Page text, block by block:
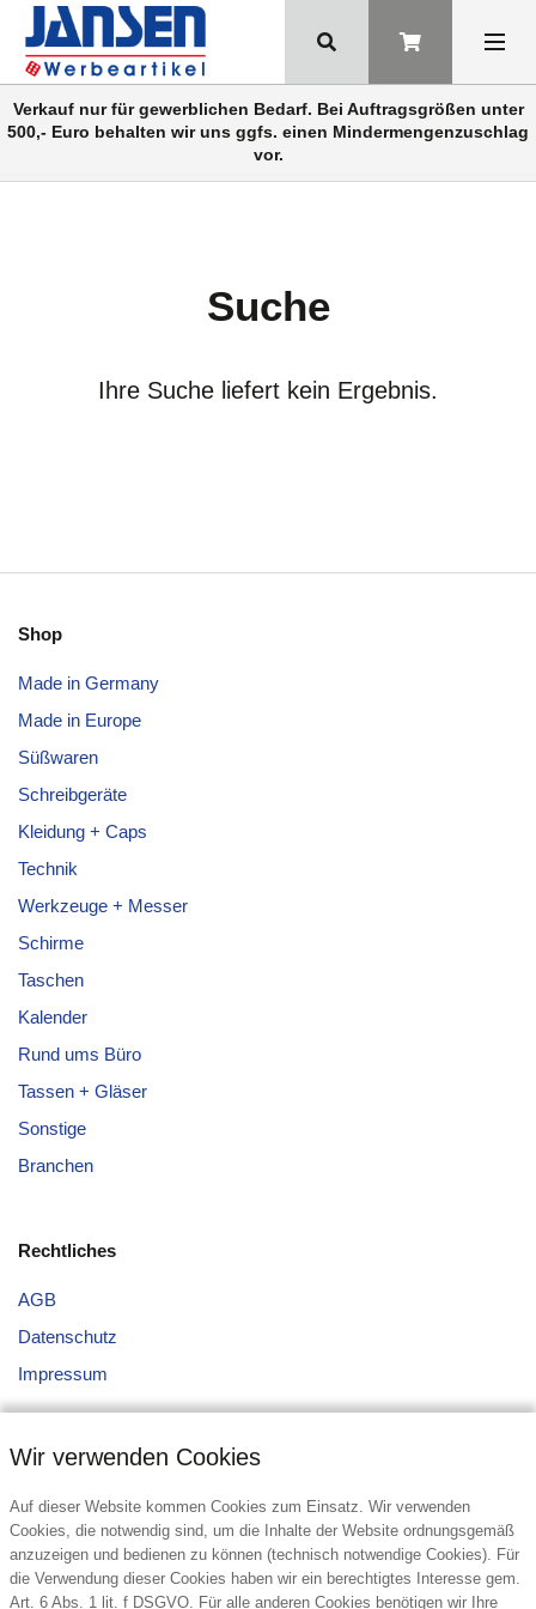
Verkauf nur für gewerblichen Bedarf. Bei Auftragsgrößen unter
500,- Euro behalten wir uns ggfs. einen Mindermengenzuschlag
vor.
Suche
Ihre Suche liefert kein Ergebnis.
Shop
Made in Germany
Made in Europe
Süßwaren
Schreibgeräte
Kleidung + Caps
Technik
Werkzeuge + Messer
Schirme
Taschen
Kalender
Rund ums Büro
Tassen + Gläser
Sonstige
Branchen
Rechtliches
AGB
Datenschutz
Impressum
Kontakt
Wir verwenden Cookies
Auf dieser Website kommen Cookies zum Einsatz. Wir verwenden
Cookies, die notwendig sind, um die Inhalte der Website ordnungsgemäß
anzuzeigen und bedienen zu können (technisch notwendige Cookies). Für
die Verwendung dieser Cookies haben wir ein berechtigtes Interesse gem.
Art. 6 Abs. 1 lit. f DSGVO. Für alle anderen Cookies benötigen wir Ihre